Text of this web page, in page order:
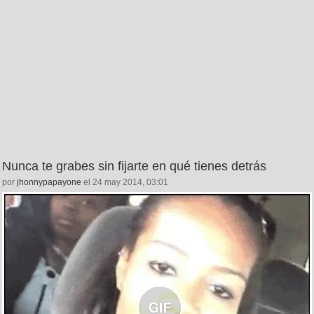
Nunca te grabes sin fijarte en qué tienes detrás
por jhonnypapayone el 24 may 2014, 03:01